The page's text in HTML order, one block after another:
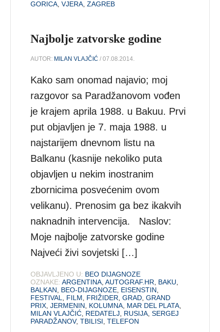
GORICA,VJERA,ZAGREB
Najbolje zatvorske godine
AUTOR: MILAN VLAJČIĆ / 07.08.2014.
Kako sam onomad najavio; moj
razgovor sa Paradžanovom vođen
je krajem aprila 1988. u Bakuu. Prvi
put objavljen je 7. maja 1988. u
najstarijem dnevnom listu na
Balkanu (kasnije nekoliko puta
objavljen u nekim inostranim
zbornicima posvećenim ovom
velikanu). Prenosim ga bez ikakvih
naknadnih intervencija. Naslov:
Moje najbolje zatvorske godine
Najveći živi sovjetski […]
OBJAVLJENO U: BEO DIJAGNOZE
OZNAKE: ARGENTINA,AUTOGRAF.HR, BAKU,
BALKAN, BEO-DIJAGNOZE, EISENSTIN,
FESTIVAL, FILM, FRIŽIDER,GRAD,GRAND
PRIX,JERMENIN, KOLUMNA, MAR DEL PLATA,
MILAN VLAJČIĆ, REDATELJ, RUSIJA,SERGEJ
PARADŽANOV,TBILISI,TELEFON